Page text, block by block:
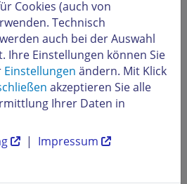
Tätigkeit und Zweck Ihrer
Informationen im
sein (Beispielliste):
der EU-
im Internet
Person bei
Angeboten
Cookies (auch von
Technisch
auch bei der Auswahl
Ihre Einstellungen können Sie
Einstellungen ändern. Mit Klick
akzeptieren Sie alle
Ihrer Daten in
| Impressum